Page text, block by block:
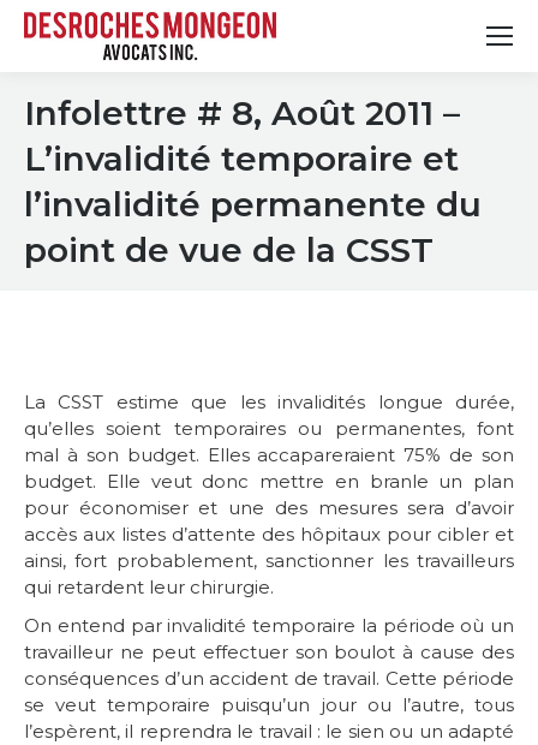
Infolettre # 8, Août 2011 –
L’invalidité temporaire et
l’invalidité permanente du
point de vue de la CSST
La CSST estime que les invalidités longue durée,
qu’elles soient temporaires ou permanentes, font
mal à son budget. Elles accapareraient 75% de son
budget. Elle veut donc mettre en branle un plan
pour économiser et une des mesures sera d’avoir
accès aux listes d’attente des hôpitaux pour cibler et
ainsi, fort probablement, sanctionner les travailleurs
qui retardent leur chirurgie.
On entend par invalidité temporaire la période où un
travailleur ne peut effectuer son boulot à cause des
conséquences d’un accident de travail. Cette période
se veut temporaire puisqu’un jour ou l’autre, tous
l’espèrent, il reprendra le travail : le sien ou un adapté